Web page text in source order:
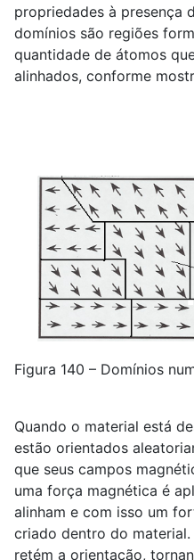
propriedades à presença
domínios são regiões
quantidade de átomos
alinhados, conforme
Figura 140 – Domínios
Quando o material está
estão orientados
que seus campos
uma força magnética é
alinham e com isso um
criado dentro do
retém a orientação,